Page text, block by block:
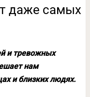
даже самых
и тревожных
нам
и близких людях.